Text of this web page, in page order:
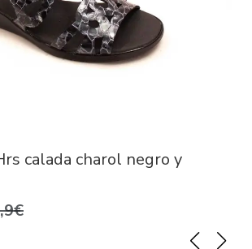
calada charol negro y